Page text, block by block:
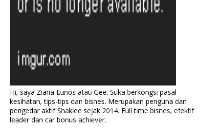
Hi, saya Ziana Eunos atau Gee. Suka berkongsi pasal
kesihatan, tips-tips dan bisnes. Merupakan penguna dan
pengedar aktif Shaklee sejak 2014. Full time bisnes, efektif
leader dan car bonus achiever.